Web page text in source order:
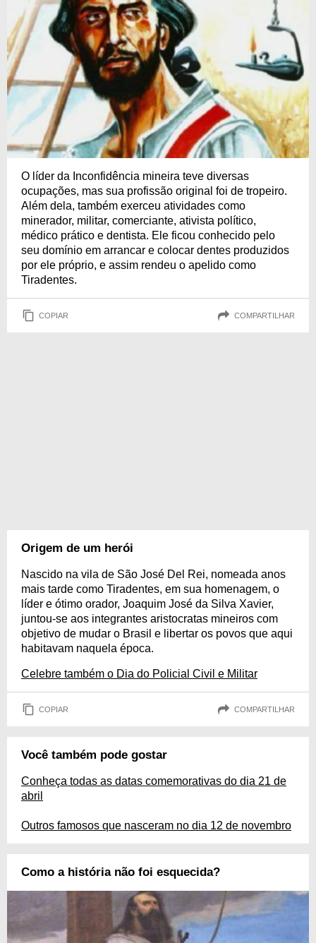
O líder da Inconfidência mineira teve diversas
ocupações, mas sua profissão original foi de tropeiro.
Além dela, também exerceu atividades como
minerador, militar, comerciante, ativista político,
médico prático e dentista. Ele ficou conhecido pelo
seu domínio em arrancar e colocar dentes produzidos
por ele próprio, e assim rendeu o apelido como
Tiradentes.
COPIAR COMPARTILHAR
Origem de um herói
Nascido na vila de São José Del Rei, nomeada anos
mais tarde como Tiradentes, em sua homenagem, o
líder e ótimo orador, Joaquim José da Silva Xavier,
juntou-se aos integrantes aristocratas mineiros com
objetivo de mudar o Brasil e libertar os povos que aqui
habitavam naquela época.
Celebre também o Dia do Policial Civil e Militar
COPIAR COMPARTILHAR
Você também pode gostar
Conheça todas as datas comemorativas do dia 21 de
abril
Outros famosos que nasceram no dia 12 de novembro
Como a história não foi esquecida?